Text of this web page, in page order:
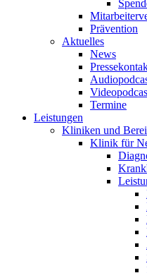
Prävention
Aktuelles
News
Termine
Leistungen
Kliniken und
Klinik für